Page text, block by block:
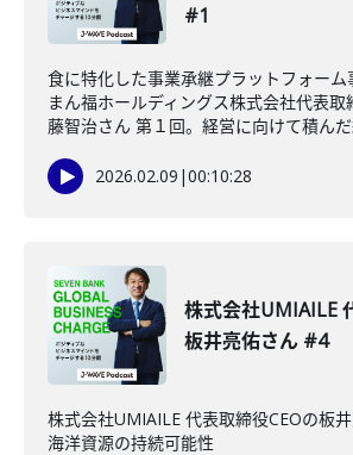
#1
食に特化した事業承継プラットフォーム
まん福ホールディングス株式会社代表取
藤智治さん 第１回。経営に向けて積んだ
2026.02.09 |00:10:28
株式会社UMIAILE
板井亮佑さん #4
株式会社UMIAILE 代表取締役CEOの板井
海洋資源の持続可能性